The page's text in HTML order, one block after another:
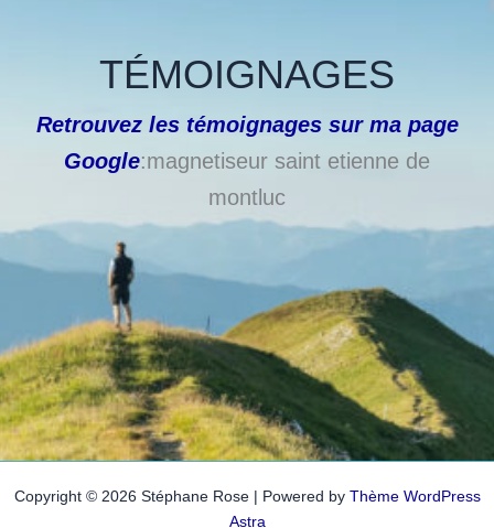
TÉMOIGNAGES
Retrouvez les témoignages sur ma page
Google:magnetiseur saint etienne de
montluc
Copyright © 2026 Stéphane Rose | Powered by Thème WordPress
Astra